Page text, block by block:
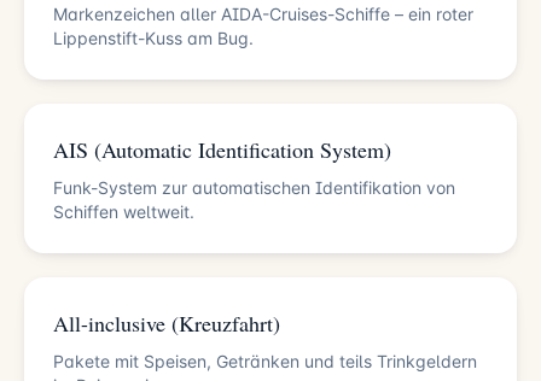
Markenzeichen aller AIDA-Cruises-Schiffe – ein roter
Lippenstift-Kuss am Bug.
AIS (Automatic Identification System)
Funk-System zur automatischen Identifikation von
Schiffen weltweit.
All-inclusive (Kreuzfahrt)
Pakete mit Speisen, Getränken und teils Trinkgeldern